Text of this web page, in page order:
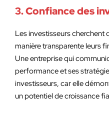
3. Confiance des
Les investisseurs cherchent
manière transparente leurs
Une entreprise qui
performance et ses
investisseurs, car elle
un potentiel de croissance